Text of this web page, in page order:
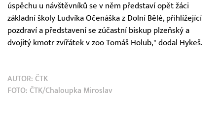
úspěchu u návštěvníků se v něm představí opět žáci
základní školy Ludvíka Očenáška z Dolní Bělé, přihlížející
pozdraví a představení se zúčastní biskup plzeňský a
dvojitý kmotr zvířátek v zoo Tomáš Holub," dodal Hykeš.
AUTOR: ČTK
FOTO: ČTK/Chaloupka Miroslav